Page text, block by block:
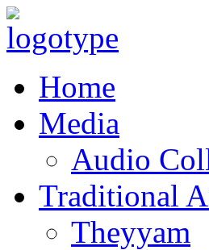
Home
Media
Audio
Traditional
Theyyam